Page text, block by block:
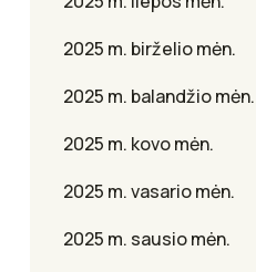
2025 m. birželio mėn.
2025 m. balandžio mėn.
2025 m. kovo mėn.
2025 m. vasario mėn.
2025 m. sausio mėn.